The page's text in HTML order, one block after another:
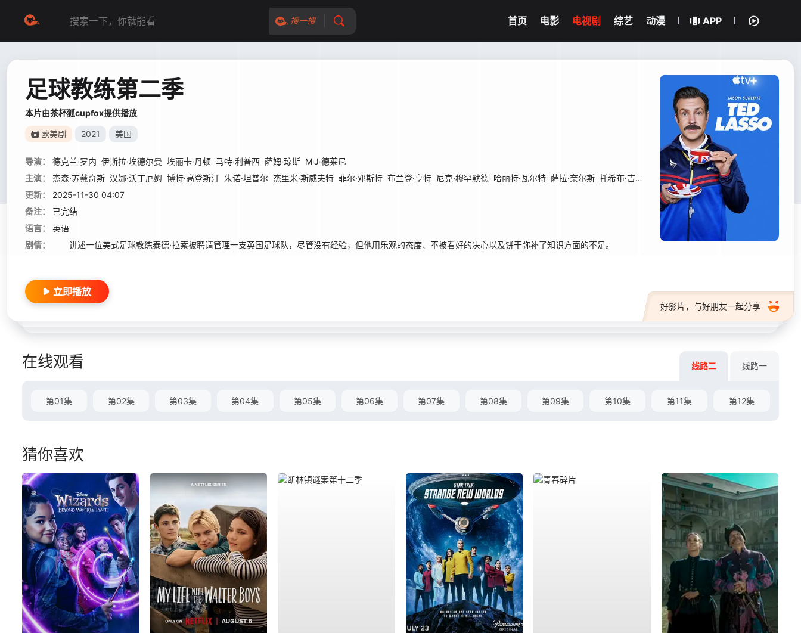
搜一搜 首页 电影 电视剧 综艺 动漫 APP
足球教练第二季
本片由茶杯狐cupfox提供播放
欧美剧 2021 美国
导演： 德克兰·罗内 伊斯拉·埃德尔曼 埃丽卡·丹顿 马特·利普西 萨姆·琼斯 M·J·德莱尼
主演：
杰森·苏戴奇斯 汉娜·沃丁厄姆 博特·高登斯汀 朱诺·坦普尔 杰里米·斯威夫特 菲尔·邓斯特 布兰登·亨特 尼克·穆罕默德 哈丽特·瓦尔特 萨拉·奈尔斯 托希布·吉莫 克里斯托·费尔南德斯 基兰·奥布莱恩
更新：
2025-11-30 04:07
备注：
已完结
语言：
英语
剧情：
讲述一位美式足球教练泰德·拉索被聘请管理一支英国足球队，尽管没有经验，但他用乐观的态度、不被看好的决心以及饼干弥补了知识方面的不足。
好影片，与好朋友一起分享
立即播放
在线观看 线路二 线路一
第01集 第02集 第03集 第04集 第05集 第06集 第07集 第08集 第09集 第10集 第11集 第12集
猜你喜欢